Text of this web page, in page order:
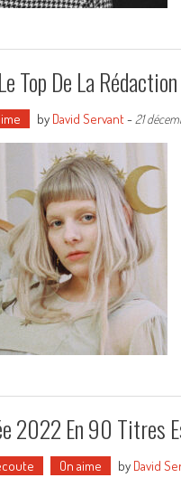
Top De La Rédaction
by David Servant- 21
2022 En 90 Titres
On aime by David